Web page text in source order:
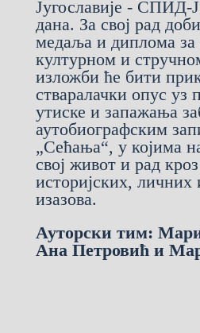
Југославије - СПИД-
дана. За свој рад
медаља и диплома за
културном и
изложби ће бити
стваралачки опус уз
утиске и запажања
аутобиографским
„Сећања“, у којима
свој живот и рад
историјских, личних
изазова.
Ауторски тим:
Ана Петровић и